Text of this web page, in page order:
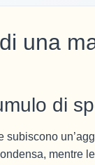
una
di
subiscono
mentre